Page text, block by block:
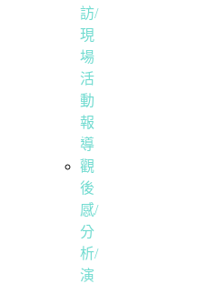
訪/
現
場
活
動
報
導
觀
後
感/
分
析/
演